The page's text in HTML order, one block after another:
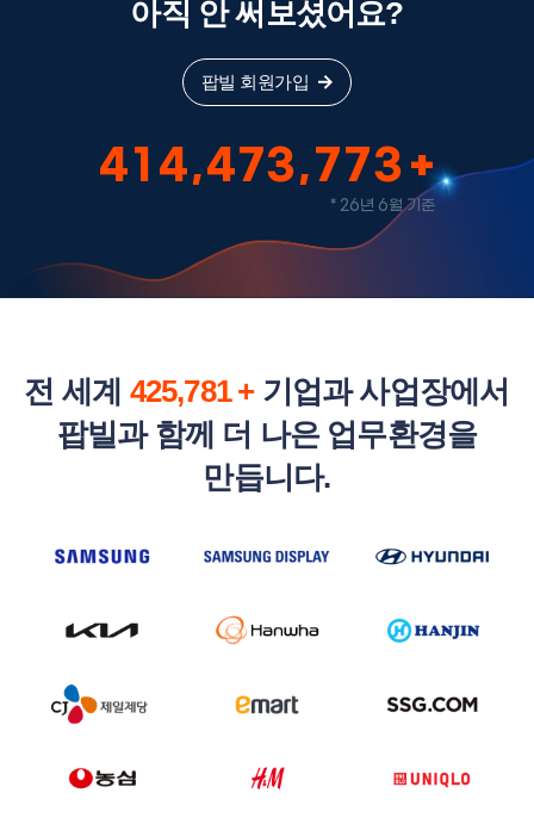
아직 안 써보셨어요?
팝빌 회원가입
41 4,473,773
* 26년 6월 기준
전 세계 425,781
기업과 사업장에서
팝빌과 함께 더 나은 업무환경을
만듭니다.